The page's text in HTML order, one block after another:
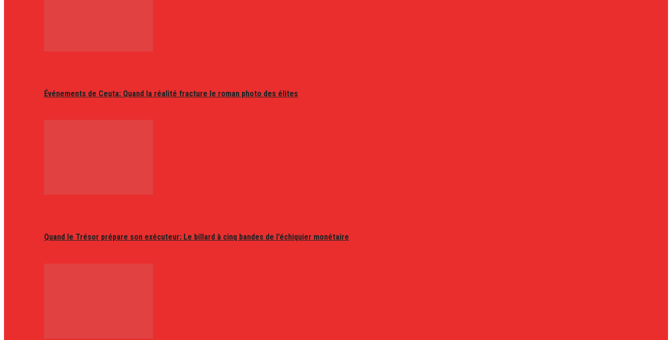
Événements de Ceuta: Quand la réalité fracture le roman photo des élites
Quand le Trésor prépare son exécuteur: Le billard à cinq bandes de l’échiquier monétaire